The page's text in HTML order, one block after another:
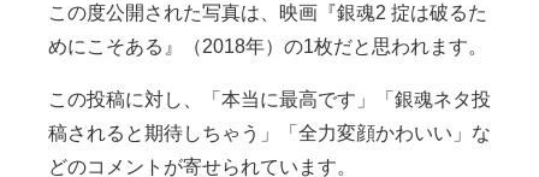
この度公開された写真は、映画『銀魂2 掟は破るた
めにこそある』（2018年）の1枚だと思われます。
この投稿に対し、「本当に最高です」「銀魂ネタ投
稿されると期待しちゃう」「全力変顔かわいい」な
どのコメントが寄せられています。